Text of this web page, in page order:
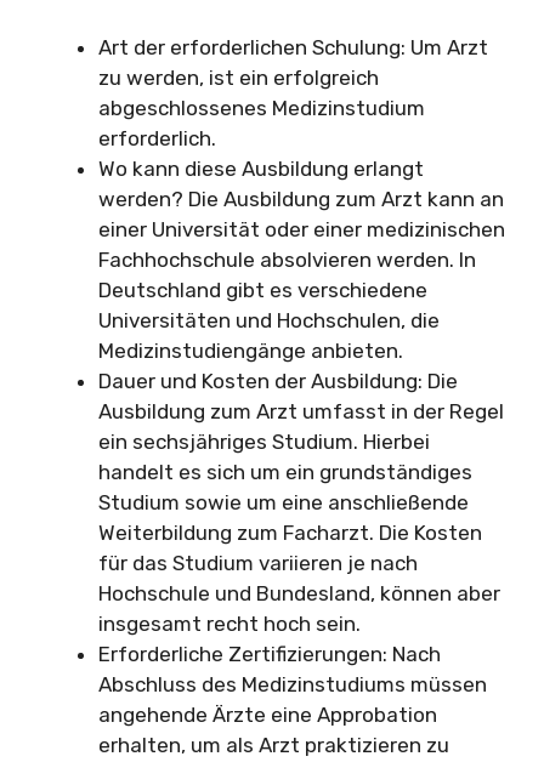
Art der erforderlichen Schulung: Um Arzt
zu werden, ist ein erfolgreich
abgeschlossenes Medizinstudium
erforderlich.
Wo kann diese Ausbildung erlangt
werden? Die Ausbildung zum Arzt kann an
einer Universität oder einer medizinischen
Fachhochschule absolvieren werden. In
Deutschland gibt es verschiedene
Universitäten und Hochschulen, die
Medizinstudiengänge anbieten.
Dauer und Kosten der Ausbildung: Die
Ausbildung zum Arzt umfasst in der Regel
ein sechsjähriges Studium. Hierbei
handelt es sich um ein grundständiges
Studium sowie um eine anschließende
Weiterbildung zum Facharzt. Die Kosten
für das Studium variieren je nach
Hochschule und Bundesland, können aber
insgesamt recht hoch sein.
Erforderliche Zertifizierungen: Nach
Abschluss des Medizinstudiums müssen
angehende Ärzte eine Approbation
erhalten, um als Arzt praktizieren zu